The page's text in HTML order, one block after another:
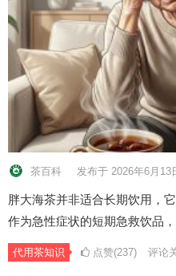
茶百科 发布于 2026年6月13
胖大海茶并非适合长期饮用，
作为急性症状的短期急救饮品
代用茶知识 点赞(237) 评论